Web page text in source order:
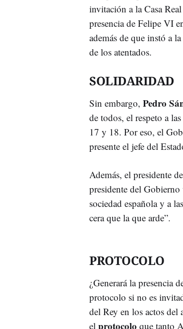
invitación a la Casa
presencia de Felipe VI
además de que instó a
de los atentados.
SOLIDARIDAD
Sin embargo, Pedro
de todos, el respeto a
17 y 18. Por eso, el
presente el jefe del
Además, el presidente
presidente del
sociedad española y a
cera que la que arde”.
PROTOCOLO
¿Generará la presencia
protocolo si no es
del Rey en los actos del
el protocolo que tanto